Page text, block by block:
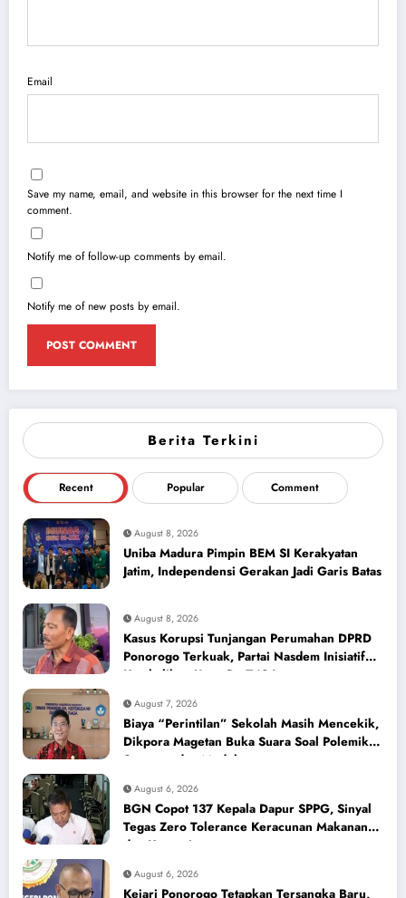
Berita Terkini
Recent Popular Comment
August 8, 2026
Uniba Madura Pimpin BEM SI Kerakyatan
Jatim, Independensi Gerakan Jadi Garis Batas
August 8, 2026
Kasus Korupsi Tunjangan Perumahan DPRD
Ponorogo Terkuak, Partai Nasdem Inisiatif
Kembalikan Uang Rp 748 Juta
August 7, 2026
Biaya “Perintilan” Sekolah Masih Mencekik,
Dikpora Magetan Buka Suara Soal Polemik
Seragam dan Modul
August 6, 2026
BGN Copot 137 Kepala Dapur SPPG, Sinyal
Tegas Zero Tolerance Keracunan Makanan
dan Korupsi
August 6, 2026
Kejari Ponorogo Tetapkan Tersangka Baru,
Email
Save my name, email, and website in this browser for the next time I
comment.
Notify me of follow-up comments by email.
Notify me of new posts by email.